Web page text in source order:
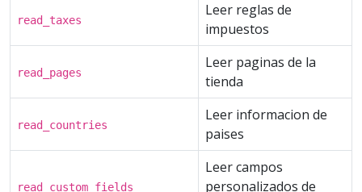
read_taxes
Leer reglas de
impuestos
read_pages
Leer paginas de la
tienda
read_countries
Leer informacion de
paises
read_custom_fields
Leer campos
personalizados de